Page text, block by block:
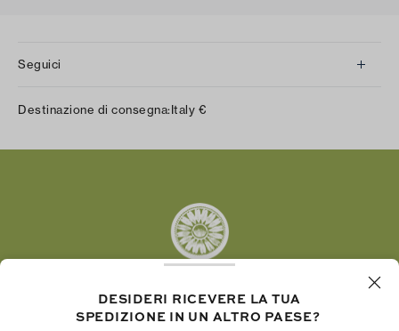
Seguici
Twitter
LinkedIn
Destinazione di consegna:Italy €
La Fondazione Tory Burch promuove
DESIDERI RICEVERE LA TUA
SPEDIZIONE IN UN ALTRO PAESE?